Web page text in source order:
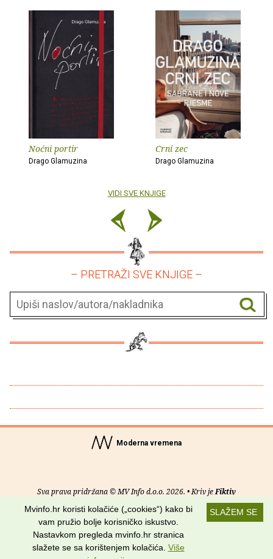
Noćni portir
Drago Glamuzina
Crni zec
Drago Glamuzina
VIDI SVE KNJIGE
– PRETRAŽI SVE KNJIGE –
Moderna vremena
Sva prava pridržana © MV Info d.o.o. 2026. • Kriv jeFiktiv
Uvjeti korištenja RSS kanali
Potraži nas na:
SLAŽEM SE
Mvinfo.hr koristi kolačiće („cookies“) kako bi
vam pružio bolje korisničko iskustvo.
Nastavkom pregleda mvinfo.hr stranica
slažete se sa korištenjem kolačića. Više